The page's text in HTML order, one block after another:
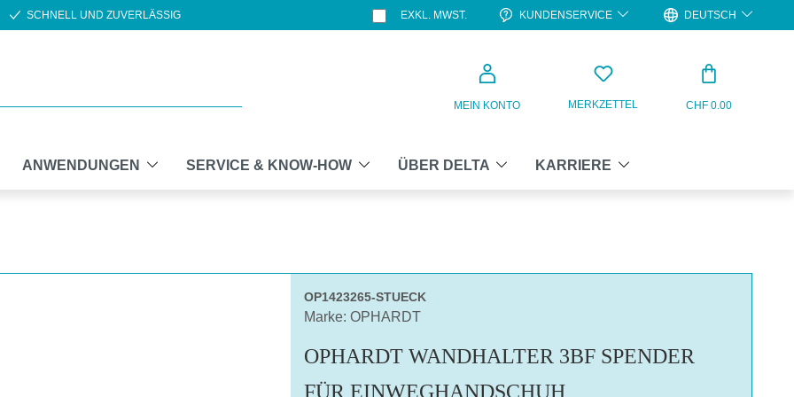
SCHNELL UND ZUVERLÄSSIG EXKL. MWST. KUNDENSERVICE DEUTSCH
MEIN KONTO MERKZETTEL CHF 0.00
ANWENDUNGEN SERVICE & KNOW-HOW ÜBER DELTA KARRIERE
OP1423265-STUECK
Marke: OPHARDT
OPHARDT WANDHALTER 3BF SPENDER
FÜR EINWEGHANDSCHUH